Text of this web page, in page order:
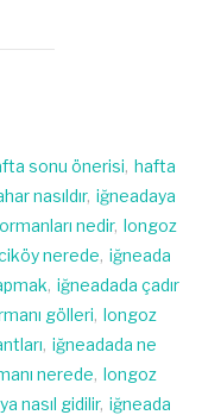
sonu önerisi, hafta
nasıldır, iğneadaya
nedir, longoz
nerede, iğneada
, iğneadada çadır
gölleri, longoz
, iğneadada ne
nerede, longoz
nasıl gidilir, iğneada